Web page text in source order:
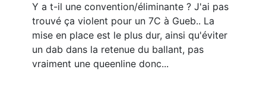
Y a t-il une convention/éliminante ? J'ai pas
trouvé ça violent pour un 7C à Gueb.. La
mise en place est le plus dur, ainsi qu'éviter
un dab dans la retenue du ballant, pas
vraiment une queenline donc...